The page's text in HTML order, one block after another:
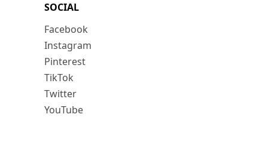
SOCIAL
Facebook
Instagram
Pinterest
TikTok
Twitter
YouTube